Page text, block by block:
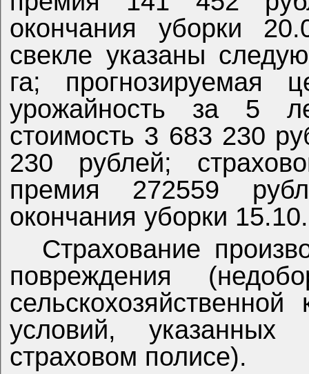
окончания уборки
свекле указаны
га; прогнозируемая
урожайность за 5
стоимость 3 683 230
230 рублей;
премия 272559
окончания уборки
Страхование
повреждения
условий,
страховом полисе).